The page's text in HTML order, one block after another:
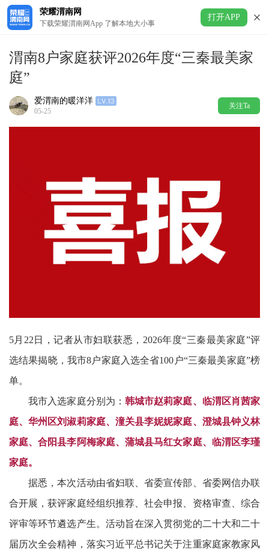
荣耀渭南网
下载荣耀渭南网App 了解本地大小事
打开APP
渭南8户家庭获评2026年度“三秦最美家
庭”
爱渭南的暖洋洋
05-25
关注Ta
5月22日，记者从市妇联获悉，2026年度“三秦最美家庭”评
选结果揭晓，我市8户家庭入选全省100户“三秦最美家庭”榜
单。
我市入选家庭分别为： 韩城市赵莉家庭、临渭区肖茜家
庭、华州区刘淑莉家庭、潼关县李妮妮家庭、澄城县钟义林
家庭、合阳县李阿梅家庭、蒲城县马红女家庭、临渭区李瑾
家庭。
据悉，本次活动由省妇联、省委宣传部、省委网信办联
合开展，获评家庭经组织推荐、社会申报、资格审查、综合
评审等环节遴选产生。活动旨在深入贯彻党的二十大和二十
届历次全会精神，落实习近平总书记关于注重家庭家教家风